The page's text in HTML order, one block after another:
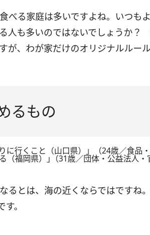
べる家庭は多いですよね。いつも
人も多いのではないでしょうか
が、わが家だけのオリジナルルー
るもの
に行くこと（山口県）」（24歳／食品・
（福岡県）｣（31歳／団体・公益法人・
るとは、海の近くならではですね
。